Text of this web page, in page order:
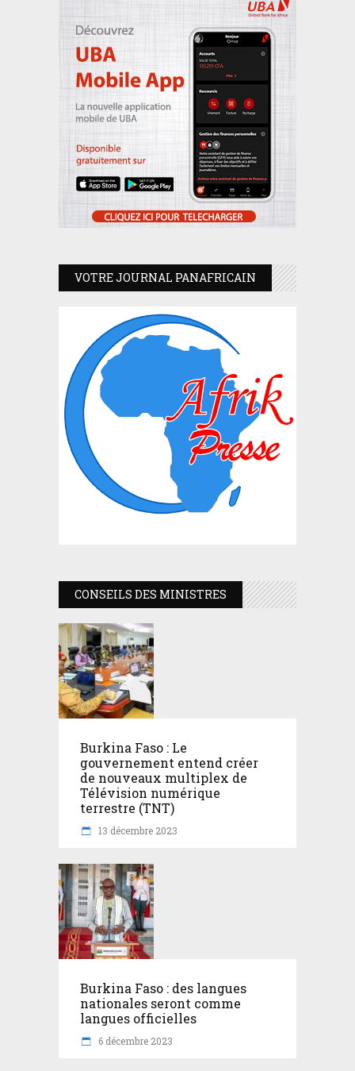
VOTRE JOURNAL PANAFRICAIN
CONSEILS DES MINISTRES
Burkina Faso : Le
gouvernement entend créer
de nouveaux multiplex de
Télévision numérique
terrestre (TNT)
13 décembre 2023
Burkina Faso : des langues
nationales seront comme
langues officielles
6 décembre 2023